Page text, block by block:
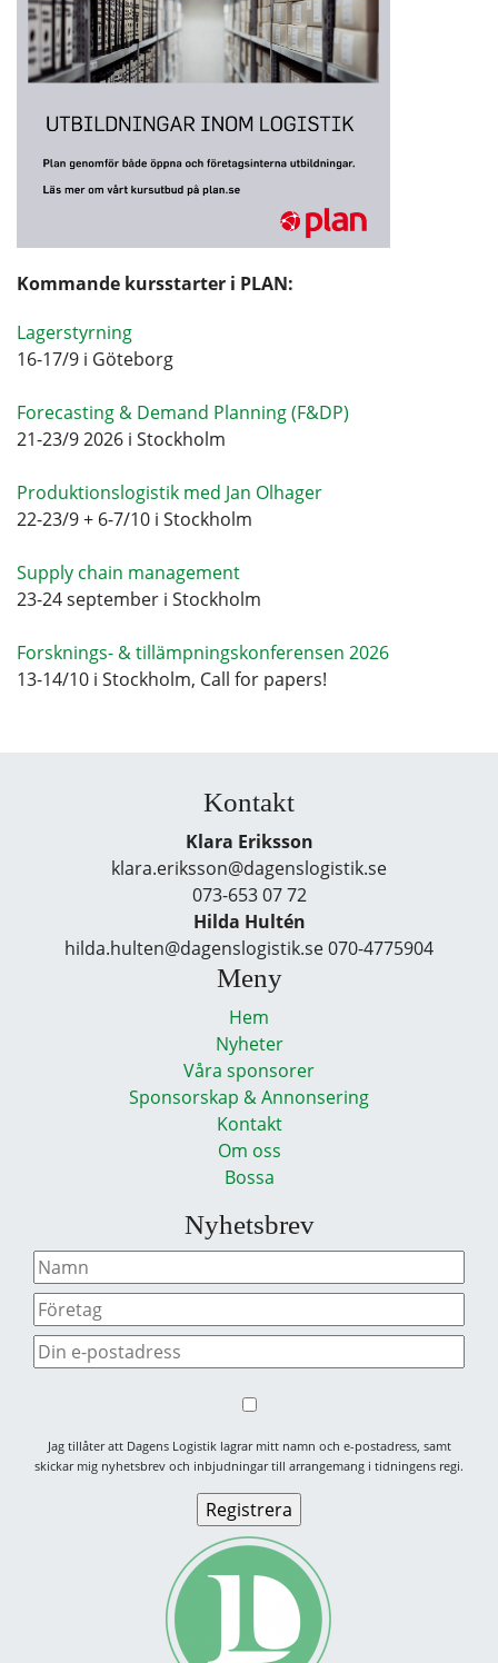
Kommande kursstarter i PLAN:
Lagerstyrning
16-17/9 i Göteborg
Forecasting & Demand Planning (F&DP)
21-23/9 2026 i Stockholm
Produktionslogistik med Jan Olhager
22-23/9 + 6-7/10 i Stockholm
Supply chain management
23-24 september i Stockholm
Forsknings- & tillämpningskonferensen 2026
13-14/10 i Stockholm, Call for papers!
Kontakt
Klara Eriksson
klara.eriksson@dagenslogistik.se
073-653 07 72
Hilda Hultén
hilda.hulten@dagenslogistik.se 070-4775904
Meny
Hem
Nyheter
Våra sponsorer
Sponsorskap & Annonsering
Kontakt
Om oss
Bossa
Nyhetsbrev
Jag tillåter att Dagens Logistik lagrar mitt namn och e-postadress, samt
skickar mig nyhetsbrev och inbjudningar till arrangemang i tidningens regi.